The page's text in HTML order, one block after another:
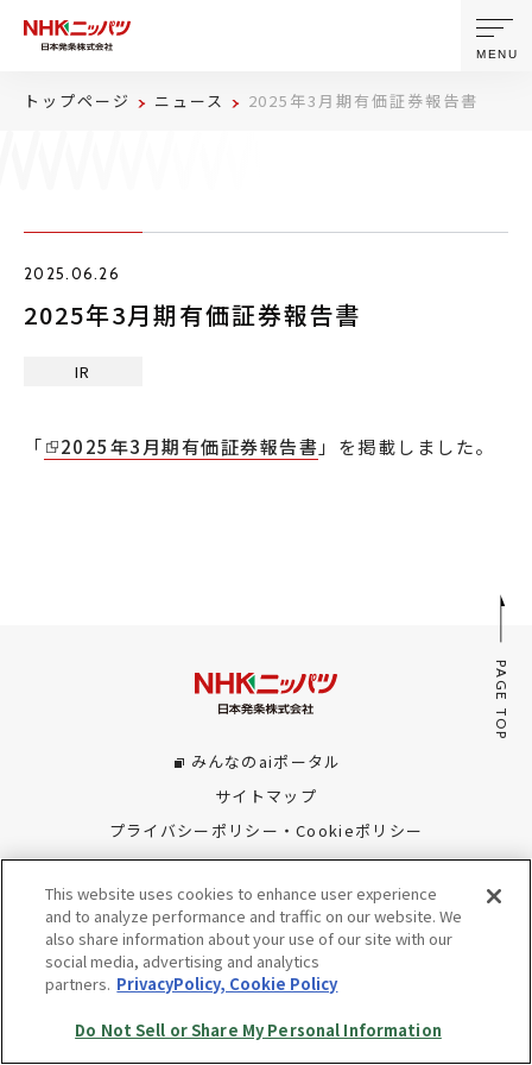
お問い合わせ
製品・技術
ニュース
MENU
トップページ ニュース 2025年3月期有価証券報告書
2025.06.26
2025年3月期有価証券報告書
IR
「 2025年3月期有価証券報告書 」を掲載しました。
PAGE TOP
みんなのaiポータル
サイトマップ
プライバシーポリシー・Cookieポリシー
Do Not Sell or Share My Personal Information
© Copyright NHK SPRING Co.,Ltd. All rights reserved.
This website uses cookies to enhance user experience
and to analyze performance and traffic on our website. We
also share information about your use of our site with our
social media, advertising and analytics
partners. PrivacyPolicy, Cookie Policy
Do Not Sell or Share My Personal Information